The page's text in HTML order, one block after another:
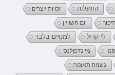
התעלות זכויות יוצרים
יום השוויון
לי קרול למנויים בלבד
מיינדפולנס
נשמה תאומה